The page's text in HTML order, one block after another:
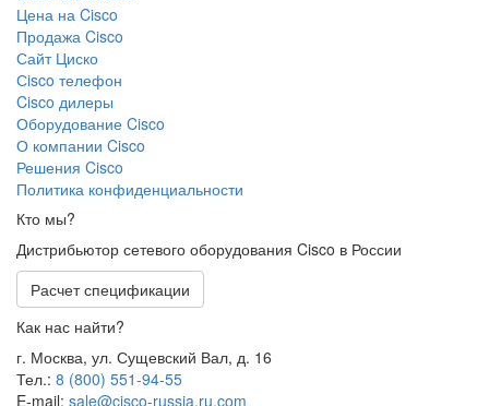
Цена на Cisco
Продажа Cisco
Сайт Циско
Сisco телефон
Cisco дилеры
Оборудование Cisco
О компании Cisco
Решения Cisco
Политика конфиденциальности
Кто мы?
Дистрибьютор сетевого оборудования Cisco в России
Расчет спецификации
Как нас найти?
г. Москва, ул. Сущевский Вал, д. 16
Тел.: 8 (800) 551-94-55
E-mail: sale@cisco-russia.ru.com